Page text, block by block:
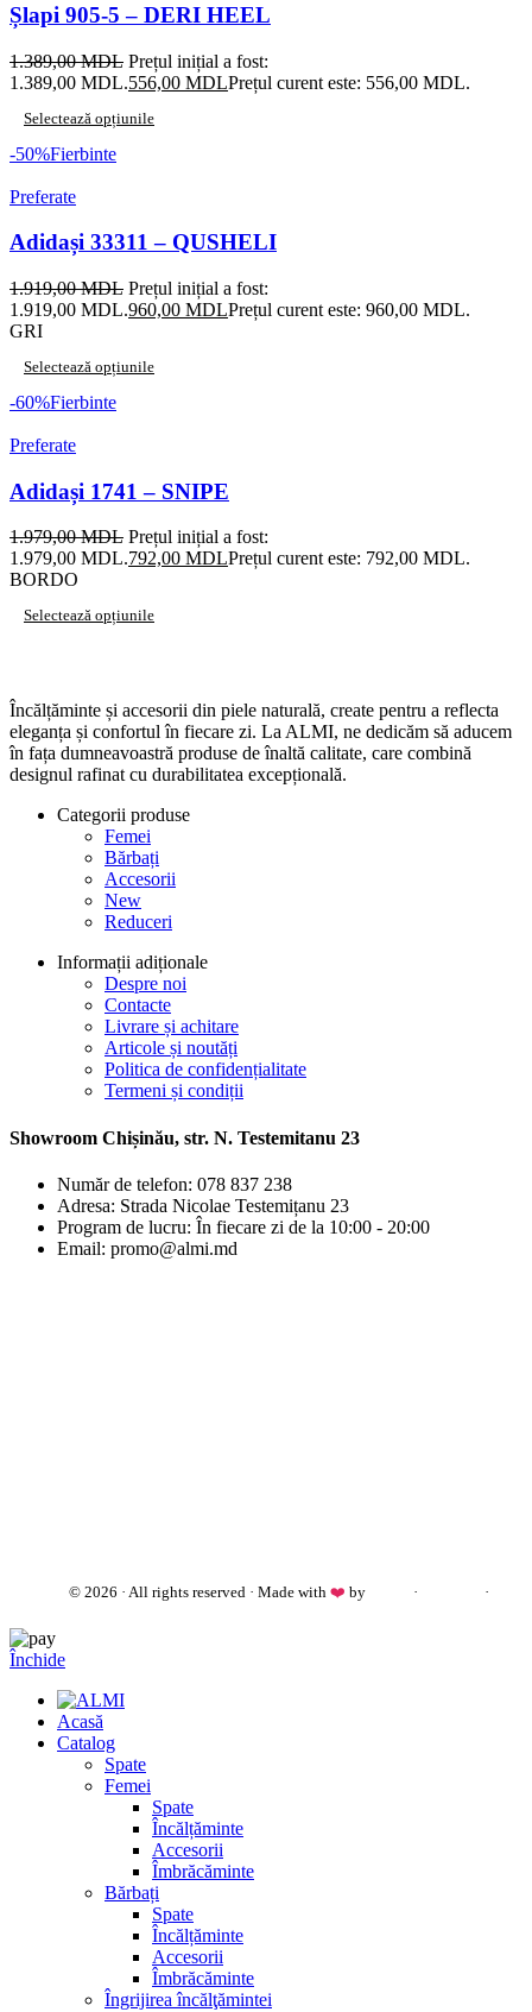
Șlapi 905-5 – DERI HEEL
1.389,00MDL Prețul inițial a fost:
1.389,00 MDL.556,00 MDLPrețul curent este: 556,00 MDL.
Selectează opțiunile
-50%Fierbinte
Preferate
Adidași 33311 – QUSHELI
1.919,00MDL Prețul inițial a fost:
1.919,00 MDL.960,00 MDLPrețul curent este: 960,00 MDL.
GRI
Selectează opțiunile
-60%Fierbinte
Preferate
Adidași 1741 – SNIPE
1.979,00MDL Prețul inițial a fost:
1.979,00 MDL.792,00 MDLPrețul curent este: 792,00 MDL.
BORDO
Selectează opțiunile
Încălțăminte și accesorii din piele naturală, create pentru a reflecta
eleganța și confortul în fiecare zi. La ALMI, ne dedicăm să aducem
în fața dumneavoastră produse de înaltă calitate, care combină
designul rafinat cu durabilitatea excepțională.
Categorii produse
Femei
Bărbați
Accesorii
New
Reduceri
Informații adiționale
Despre noi
Contacte
Livrare și achitare
Articole și noutăți
Politica de confidențialitate
Termeni și condiții
Showroom Chișinău, str. N. Testemitanu 23
Număr de telefon: 078 837 238
Adresa: Strada Nicolae Testemițanu 23
Program de lucru: În fiecare zi de la 10:00 - 20:00
Email: promo@almi.md
© 2026 · All rights reserved · Made with ❤️ by ·
·
Închide
Acasă
Catalog
Spate
Femei
Spate
Încălțăminte
Accesorii
Îmbrăcăminte
Bărbați
Spate
Încălțăminte
Accesorii
Îmbrăcăminte
Îngrijirea încălţămintei